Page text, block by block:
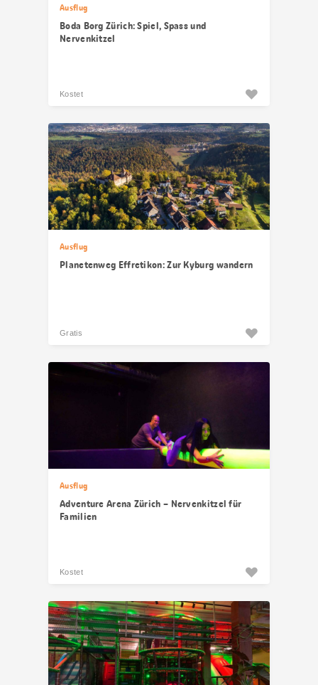
Ausflug
Boda Borg Zürich: Spiel, Spass und
Nervenkitzel
Kostet
Ausflug
Planetenweg Effretikon: Zur Kyburg wandern
Gratis
Ausflug
Adventure Arena Zürich – Nervenkitzel für
Familien
Kostet